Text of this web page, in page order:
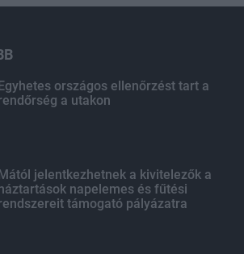
országos ellenőrzést tart a
a utakon
jelentkezhetnek a kivitelezők a
napelemes és fűtési
támogató pályázatra